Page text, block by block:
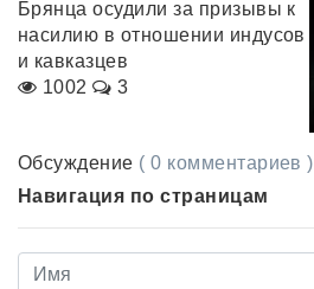
Брянца осудили за призывы к
насилию в отношении индусов
и кавказцев
1002
3
Обсуждение ( 0 комментариев )
Навигация по страницам